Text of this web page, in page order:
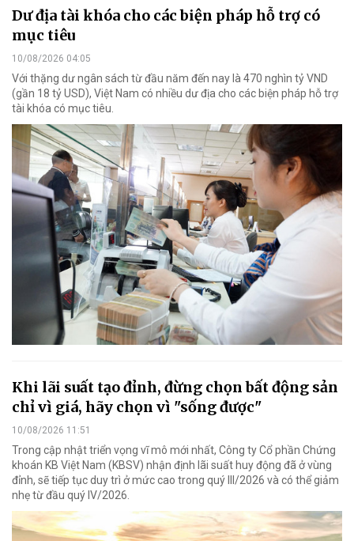
Dư địa tài khóa cho các biện pháp hỗ trợ có
mục tiêu
10/08/2026 04:05
Với thặng dư ngân sách từ đầu năm đến nay là 470 nghìn tỷ VND
(gần 18 tỷ USD), Việt Nam có nhiều dư địa cho các biện pháp hỗ trợ
tài khóa có mục tiêu.
Khi lãi suất tạo đỉnh, đừng chọn bất động sản
chỉ vì giá, hãy chọn vì "sống được"
10/08/2026 11:51
Trong cập nhật triển vọng vĩ mô mới nhất, Công ty Cổ phần Chứng
khoán KB Việt Nam (KBSV) nhận định lãi suất huy động đã ở vùng
đỉnh, sẽ tiếp tục duy trì ở mức cao trong quý III/2026 và có thể giảm
nhẹ từ đầu quý IV/2026.